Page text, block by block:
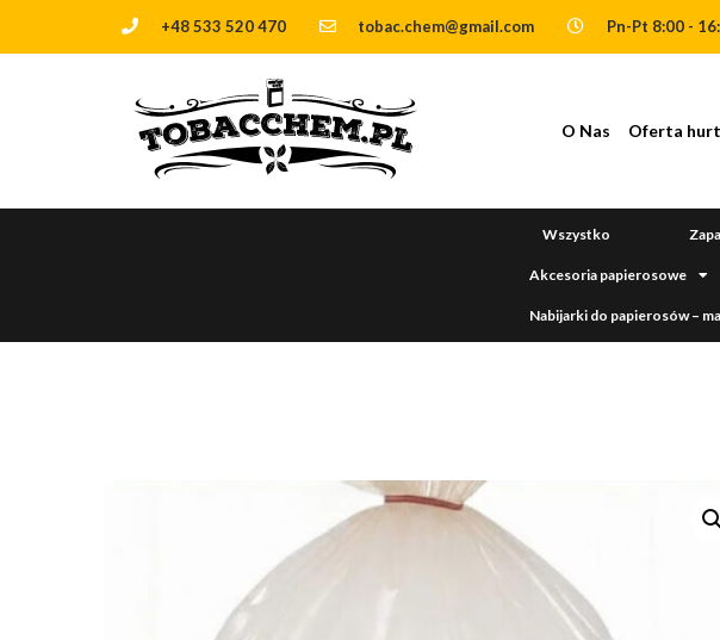
+48 533 520 470 tobac.chem@gmail.com Pn-Pt 8:00 -
O Nas Oferta
Wszystko
Akcesoria papierosowe
Nabijarki do papierosów –